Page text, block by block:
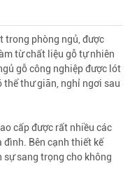
trong phòng ngủ, được
từ chất liệu gỗ tự nhiên
gỗ công nghiệp được lót
thể thư giãn, nghỉ ngơi sau
cấp được rất nhiều các
Bên cạnh thiết kế
sự sang trọng cho không